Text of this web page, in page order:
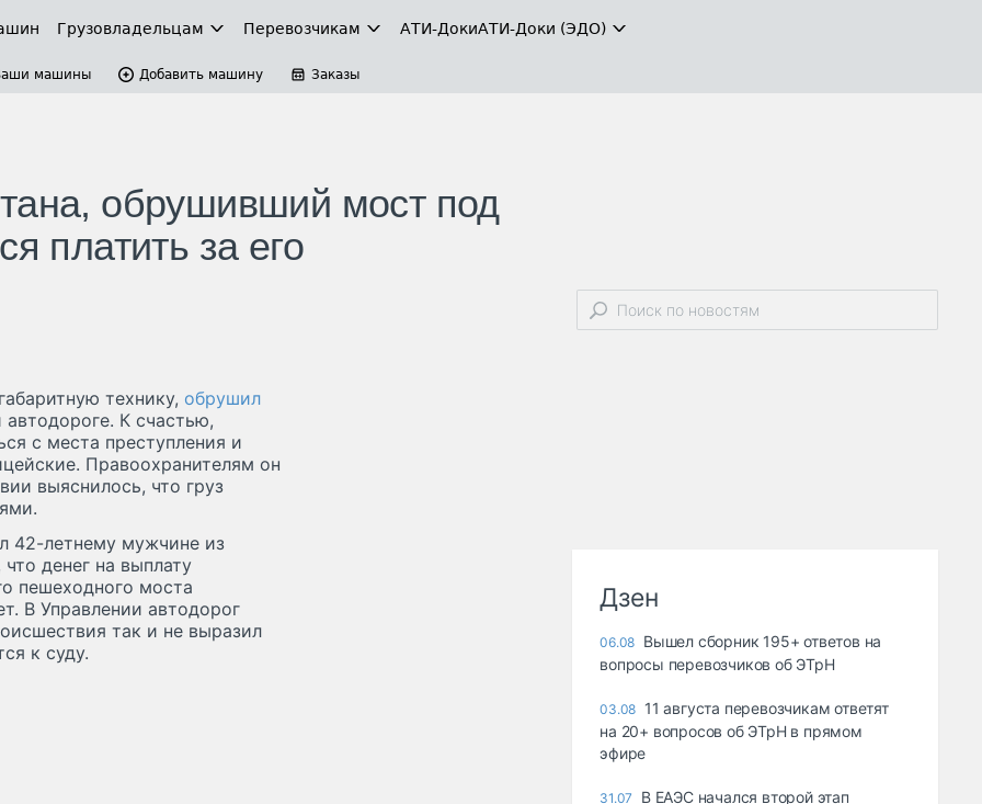
Грузовладельцам Перевозчикам АТИ-ДокиАТИ-Доки (ЭДО)
машины Добавить машину Заказы
обрушивший мост под
платить за его
технику, обрушил
автодороге. К счастью,
с места преступления и
Правоохранителям он
выяснилось, что груз
42-летнему мужчине из
пешеходного моста
В Управлении автодорог
так и не выразил
к суду.
Дзен
06.08 Вышел сборник 195+ ответов на
вопросы перевозчиков об ЭТрН
03.08 11 августа перевозчикам ответят
на 20+ вопросов об ЭТрН в прямом
эфире
31.07
В ЕАЭС начался второй этап